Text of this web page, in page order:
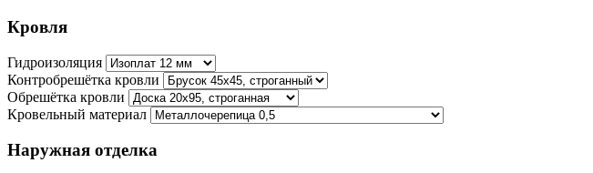
Кровля
Гидроизоляция
Контробрешётка кровли
Обрешётка кровли
Кровельный материал
Наружная отделка